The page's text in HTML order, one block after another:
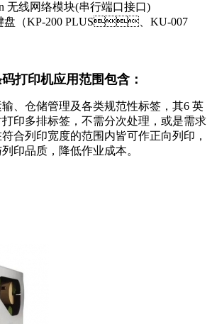
n 无线网络模块(串行端口接口)
盘（KP-200 PLUS、KU-007
打印机应用范围包含：
输、仓储管理及各类规范性标签，其6 英
多排标签，不需分次处理，或是需求
合列印宽度的范围内皆可作正向列印，
品质，降低作业成本。